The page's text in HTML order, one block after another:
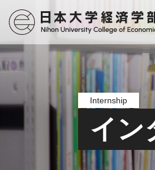
Internship
イン